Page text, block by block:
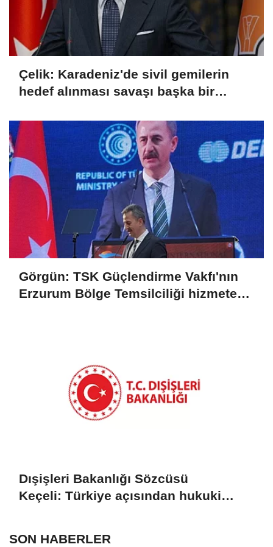
Çelik: Karadeniz'de sivil gemilerin
hedef alınması savaşı başka bir
Görgün: TSK Güçlendirme Vakfı'nın
Erzurum Bölge Temsilciliği hizmete
Dışişleri Bakanlığı Sözcüsü
Keçeli: Türkiye açısından hukuki
SON HABERLER